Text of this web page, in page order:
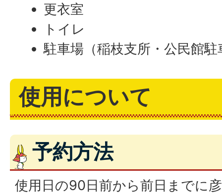
更衣室
トイレ
駐車場（稲枝支所・公民館
使用について
予約方法
使用日の90日前から前日までに